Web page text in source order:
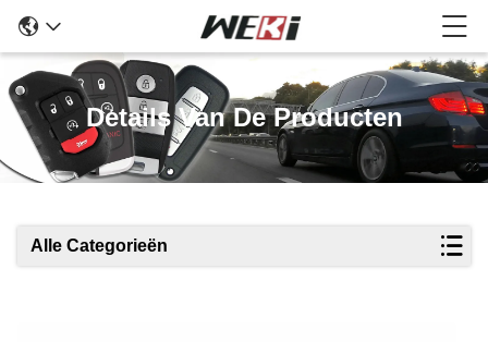
Details Van De Producten
Alle Categorieën